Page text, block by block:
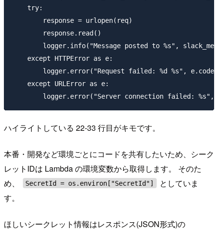
    try:
        response = urlopen(req)
        response.read()
logger.info("Message posted to %s",
    except HTTPError as e:
logger.error("Request failed: %d %s",
    except URLError as e:
ハイライトしている 22-33 行目がキモです。
本番・開発など環境ごとにコードを共有したいため、シーク
レットIDは Lambda の環境変数から取得します。 そのた
め、
SecretId = os.environ["SecretId"]
としていま
す。
ほしいシークレット情報はレスポンス(JSON形式)の